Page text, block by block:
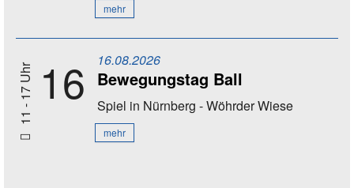
mehr
11 - 17 Uhr 16 16.08.2026
Bewegungstag Ball
Spiel in Nürnberg - Wöhrder Wiese
mehr